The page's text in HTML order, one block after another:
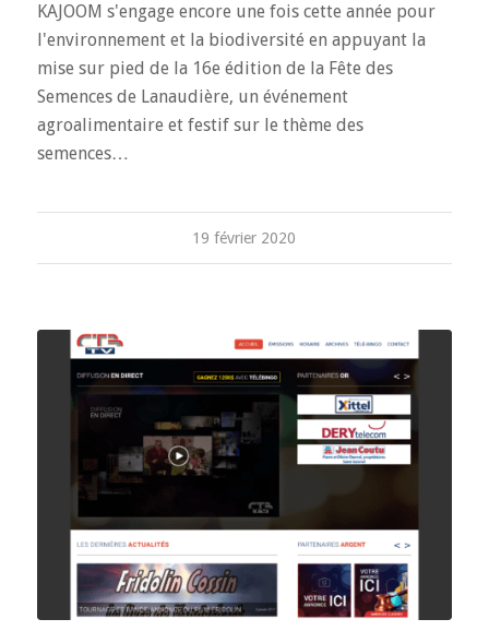
KAJOOM s'engage encore une fois cette année pour
l'environnement et la biodiversité en appuyant la
mise sur pied de la 16e édition de la Fête des
Semences de Lanaudière, un événement
agroalimentaire et festif sur le thème des
semences…
19 février 2020